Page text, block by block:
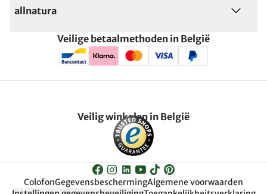
allnatura
Veilige betaalmethoden in België
Veilig winkelen in België
ColofonGegevensbeschermingAlgemene voorwaarden